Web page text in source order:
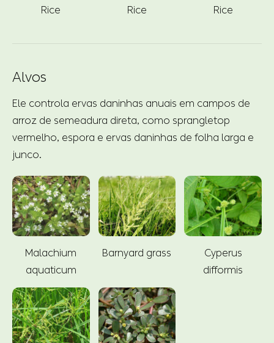
Rice Rice Rice
Alvos
Ele controla ervas daninhas anuais em campos de
arroz de semeadura direta, como sprangletop
vermelho, espora e ervas daninhas de folha larga e
junco.
Malachium
aquaticum
Barnyard grass
Cyperus
difformis